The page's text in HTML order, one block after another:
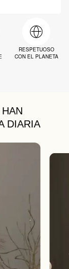
RESPETUOSO
CON EL PLANETA
DIARIA